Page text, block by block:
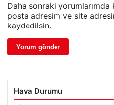
Daha sonraki yorumlarımda
posta adresim ve site
kaydedilsin.
Hava Durumu